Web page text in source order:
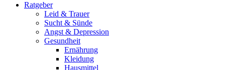
Ratgeber
Leid & Trauer
Sucht & Sünde
Angst & Depression
Gesundheit
Ernährung
Kleidung
Hausmittel